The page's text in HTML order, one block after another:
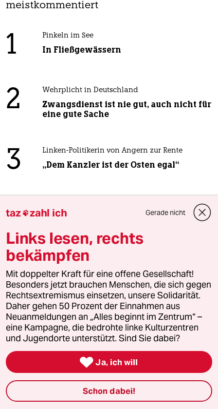
meistkommentiert
1 Pinkeln im See
In Fließgewässern
2 Wehrplicht in Deutschland
Zwangsdienst ist nie gut, auch nicht für
eine gute Sache
3 Linken-Politikerin von Angern zur Rente
„Dem Kanzler ist der Osten egal“
4 Benjamin, du lieber Anarchist
5 Streit um Rente mit 63
Passgenauer Populismus
6 Rechenzentren im All
„Wir müssen Wagnisse eingehen“
taz
Folgen Sie uns
taz zahl ich Gerade nicht
Links lesen, rechts
bekämpfen
Mit doppelter Kraft für eine offene Gesellschaft!
Besonders jetzt brauchen Menschen, die sich gegen
Rechtsextremismus einsetzen, unsere Solidarität.
Daher gehen 50 Prozent der Einnahmen aus
Neuanmeldungen an „Alles beginnt im Zentrum“ –
eine Kampagne, die bedrohte linke Kulturzentren
und Jugendorte unterstützt. Sind Sie dabei?
 Ja, ich will
Schon dabei!